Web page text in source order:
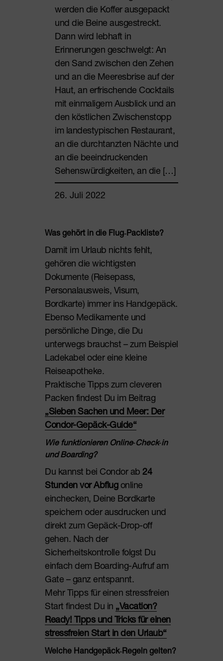
werden die Koffer ausgepackt
und die Beine ausgestreckt.
Dann wird lebhaft in
Erinnerungen geschwelgt: An
den Sand zwischen den Zehen
und an die Meeresbrise auf der
Haut, an erfrischende Cocktails
mit einmaligem Ausblick und an
den köstlichen Zwischenstopp
im landestypischen Restaurant,
an die durchtanzten Nächte und
an die beeindruckenden
Sehenswürdigkeiten, an die […]
26. Juli 2022
Was gehört in die Flug‑Packliste?
Damit im Urlaub nichts fehlt,
gehören die wichtigsten
Dokumente (Reisepass,
Personalausweis, Visum,
Bordkarte) immer ins Handgepäck.
Ebenso Medikamente und
persönliche Dinge, die Du
unterwegs brauchst – zum Beispiel
Ladekabel oder eine kleine
Reiseapotheke.
Praktische Tipps zum cleveren
Packen findest Du im Beitrag
„Sieben Sachen und Meer: Der
Condor-Gepäck-Guide“
Wie funktionieren Online‑Check‑in
und Boarding?
Du kannst bei Condor ab 24
Stunden vor Abflugonline
einchecken, Deine Bordkarte
speichern oder ausdrucken und
direkt zum Gepäck-Drop-off
gehen. Nach der
Sicherheitskontrolle folgst Du
einfach dem Boarding-Aufruf am
Gate – ganz entspannt.
Mehr Tipps für einen stressfreien
Start findest Du in „Vacation?
Ready! Tipps und Tricks für einen
stressfreien Start in den Urlaub“
Welche Handgepäck‑Regeln gelten?